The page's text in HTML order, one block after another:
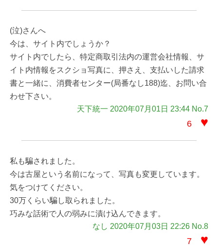
(泣)さんへ
今は、サイト内でしょうか？
サイト内でしたら、特定商取引法内の運営会社情報、サ
イト内情報をスクショ写真に、押さえ、支払いした請求
書と一緒に、消費者センター(局番なし188)迄、お問い合
わせ下さい。
天下統一 2020年07月01日 23:44 No.7
6 ♥
私も騙されました。
今は古屋という名前になって、写真も変更しています。
気をつけてください。
30万くらい騙し取られました。
巧みな話術で人の弱みに漬け込んできます。
なし 2020年07月03日 22:26 No.8
7 ♥